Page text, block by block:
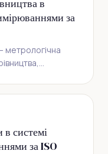
в
за
метрологічна
в системі
за ISO